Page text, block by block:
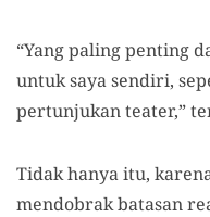
“Yang paling penting
untuk saya sendiri,
pertunjukan teater,”
Tidak hanya itu,
mendobrak batasan